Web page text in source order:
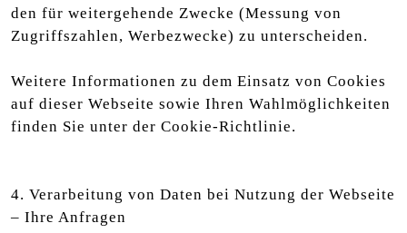
den für weitergehende Zwecke (Messung von
Zugriffszahlen, Werbezwecke) zu unterscheiden.
Weitere Informationen zu dem Einsatz von Cookies
auf dieser Webseite sowie Ihren Wahlmöglichkeiten
finden Sie unter der Cookie-Richtlinie.
4. Verarbeitung von Daten bei Nutzung der Webseite
– Ihre Anfragen